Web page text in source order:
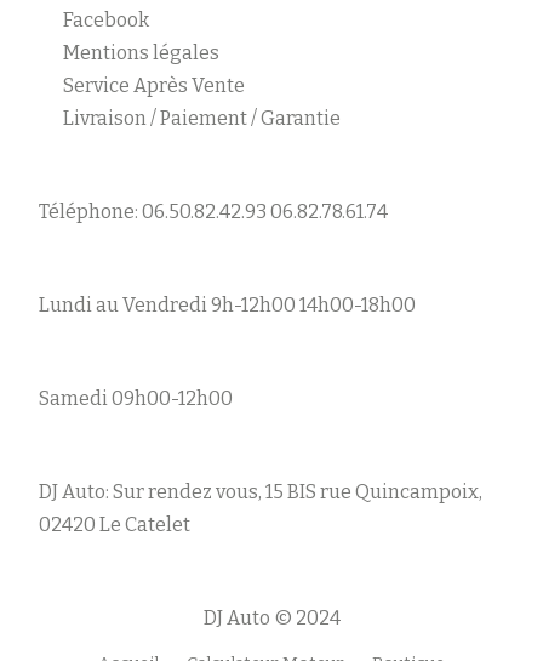
Facebook
Mentions légales
Service Après Vente
Livraison / Paiement / Garantie
Téléphone: 06.50.82.42.93 06.82.78.61.74
Lundi au Vendredi 9h-12h00 14h00-18h00
Samedi 09h00-12h00
DJ Auto: Sur rendez vous, 15 BIS rue Quincampoix,
02420 Le Catelet
DJ Auto © 2024